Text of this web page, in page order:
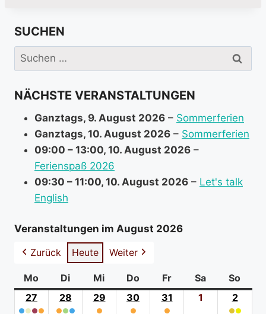
e
i
n
o
a
o
t
SUCHEN
Suchen
nach:
NÄCHSTE VERANSTALTUNGEN
Ganztags, 9. August 2026 – Sommerferien
Ganztags, 10. August 2026 – Sommerferien
09:00 – 13:00, 10. August 2026 –
Ferienspaß 2026
09:30 – 11:00, 10. August 2026 – Let's talk
English
Veranstaltungen im August 2026
Zurück
Heute Weiter
Mo Montag
DiDienstag
Mi Mittwoch
DoDonnerstag
FrFreitag
Sa Samstag
So
27
●●●●
28
●●●
29
●
30
●
31
●
1 22.
●●